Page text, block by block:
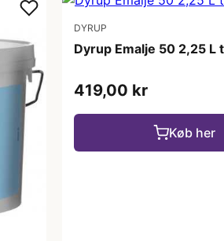
DYRUP
Dyrup Emalje 50 2,25 L
419,00 kr
Køb her